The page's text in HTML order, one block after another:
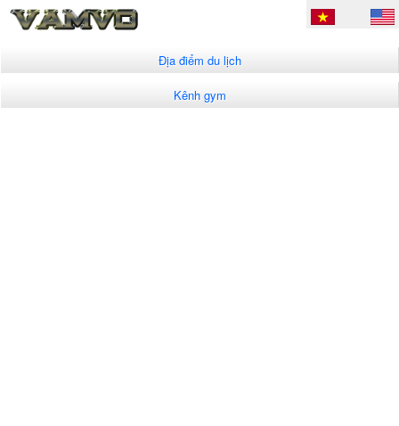
Địa điểm du lịch
Kênh gym